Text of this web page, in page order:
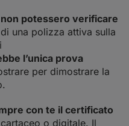
non potessero verificare
di una polizza attiva sulla
l’unica prova
per dimostrare la
con te il certificato
o digitale. Il